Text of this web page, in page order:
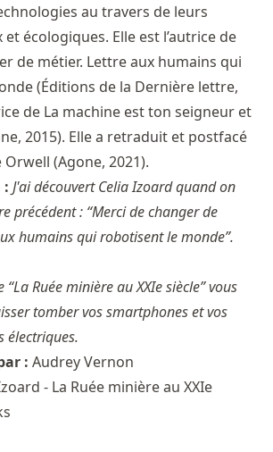
au travers de leurs
écologiques. Elle est l’autrice de
de métier. Lettre aux humains qui
(Éditions de la Dernière lettre,
de La machine est ton seigneur et
2015). Elle a retraduit et postfacé
(Agone, 2021).
: J'ai découvert Celia Izoard quand on
précédent : “Merci de changer de
humains qui robotisent le monde”.
Ruée minière au XXIe siècle” vous
tomber vos smartphones et vos
électriques.
: Audrey Vernon
- La Ruée minière au XXIe